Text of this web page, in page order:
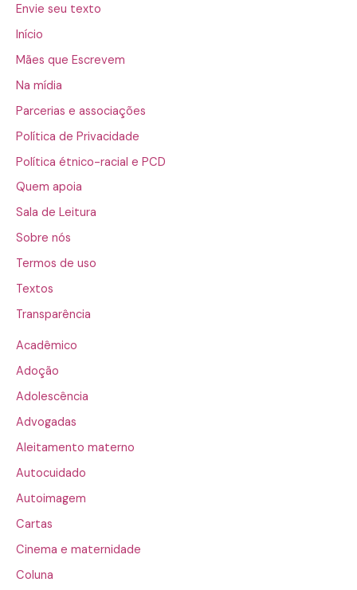
Envie seu texto
Início
Mães que Escrevem
Na mídia
Parcerias e associações
Política de Privacidade
Política étnico-racial e PCD
Quem apoia
Sala de Leitura
Sobre nós
Termos de uso
Textos
Transparência
Acadêmico
Adoção
Adolescência
Advogadas
Aleitamento materno
Autocuidado
Autoimagem
Cartas
Cinema e maternidade
Coluna